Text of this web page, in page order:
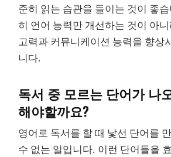
준히 읽는 습관을 들이는 것이 좋
히 언어 능력만 개선하는 것이 아
고력과 커뮤니케이션 능력을 향상
니다.
독서 중 모르는 단어가 나
해야할까요?
영어로 독서를 할 때 낯선 단어를
수 없는 일입니다. 이런 단어들을